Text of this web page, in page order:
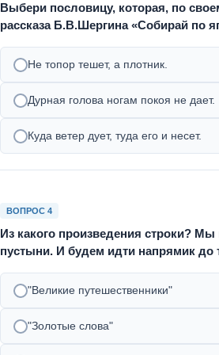
Выбери пословицу, которая, по
рассказа Б.В.Шергина «Собирай по
Не топор тешет, а плотник.
Дурная голова ногам покоя не дает.
Куда ветер дует, туда его и несет.
ВОПРОС 4
Из какого произведения строки?
пустыни. И будем идти напрямик до
"Великие путешественники"
"Золотые слова"